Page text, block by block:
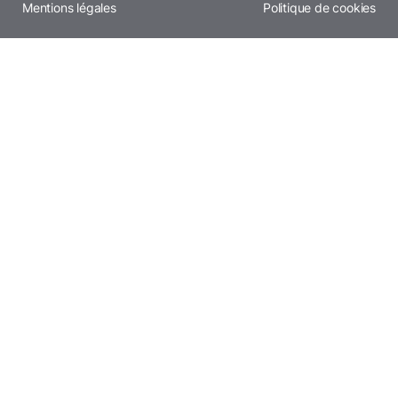
Mentions légales
Politique de cookies